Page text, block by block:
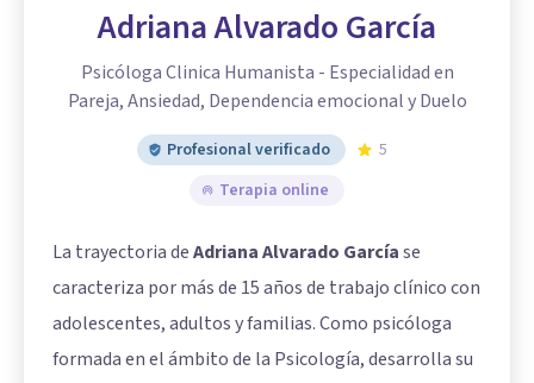
Adriana Alvarado García
Psicóloga Clinica Humanista - Especialidad en
Pareja, Ansiedad, Dependencia emocional y Duelo
Profesional verificado
5
Terapia online
La trayectoria deAdriana Alvarado Garcíase
caracteriza por más de 15 años de trabajo clínico con
adolescentes, adultos y familias. Como psicóloga
formada en el ámbito de la Psicología, desarrolla su